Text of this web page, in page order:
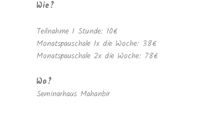
Wie?
Teilnahme 1 Stunde: 10€
Monatspauschale 1x die Woche: 38€
Monatspauschale 2x die Woche: 78€
Wo?
Seminarhaus Mahanbir